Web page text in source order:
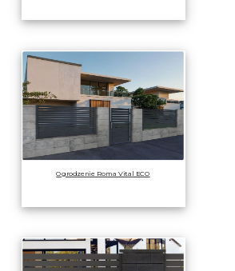
Ogrodzenie Roma Vital ECO